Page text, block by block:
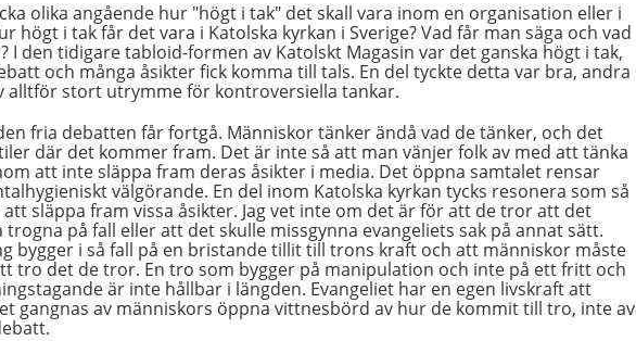
olika angående hur "högt i tak" det skall vara inom en organisation eller i
högt i tak får det vara i Katolska kyrkan i Sverige? Vad får man säga och vad
I den tidigare tabloid-formen av Katolskt Magasin var det ganska högt i tak,
och många åsikter fick komma till tals. En del tyckte detta var bra, andra
alltför stort utrymme för kontroversiella tankar.
fria debatten får fortgå. Människor tänker ändå vad de tänker, och det
där det kommer fram. Det är inte så att man vänjer folk av med att tänka
att inte släppa fram deras åsikter i media. Det öppna samtalet rensar
välgörande. En del inom Katolska kyrkan tycks resonera som så
släppa fram vissa åsikter. Jag vet inte om det är för att de tror att det
trogna på fall eller att det skulle missgynna evangeliets sak på annat sätt.
bygger i så fall på en bristande tillit till trons kraft och att människor måste
tro det de tror. En tro som bygger på manipulation och inte på ett fritt och
är inte hållbar i längden. Evangeliet har en egen livskraft att
gangnas av människors öppna vittnesbörd av hur de kommit till tro, inte av